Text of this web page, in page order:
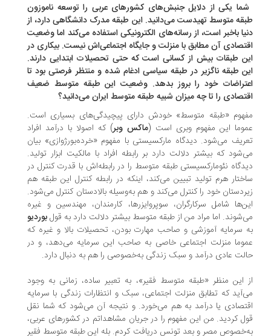
یکی از دلایل جنبش‌های کشورهای عربی را توسعه ناموزون
متوسط تهیدست می‌دانید. این طبقه مدرک دانشگاهی دارد،‌‌ از
باخبر است، از رسانه‌های الکترونیکی استفاده می‌کند اما وضعیت
آن مطابق با منزلت و جایگاه اجتماعی‌اش نیست. بیکاری در
طبقات بیش از کسانی است که حتی تحصیلات ابتدایی دارند.
طبقه ناگزیر در طبقه سیاسی ادغام شده و منتظر فرصتی بود تا
خود را بروز بدهد. وضعیت این طبقه متوسط ضعیف
را تا چه میزان شبیه طبقه متوسط ایران می‌دانید؟
«طبقه متوسط» خودش دارای پیچیدگی‌های بسیاری است.
این مفهوم وبری است ( ماکس وبر) که اصولا با درآمد افراد
می‌شود. دیدگاه مارکسیستی با مفهوم «خرده‌بورژوازی» بیان
که بیشتر دلالت دارد بر رابطه افراد با مالکیت ابزار تولید.
نئومارکسیستی طبقه متوسط را در رابطه‌اش با قدرت کنترل در
هرم تولید تبیین می‌کند، اینکه در رابطه کنترل این طبقه هم
خود را کنترل می‌کند و هم به‌وسیله بالادستان کنترل می‌شود.
شامل سرکارگران، سوپروایزرها، کارمندان، مهندسین و غیره
اما مراد من از طبقه متوسط بیشتر دلالت دارد به قولبوردیو
سرمایه آموزشی و صاحب مهارت بودن، تحصیلات بالا و غیره که
منزلت اجتماعی خاصی به صاحب این سرمایه می‌دهد، و در
عادی درآمد و سبک زندگی به‌خصوصی را هم به دنبال دارد.
این منظر «طبقه متوسط فقیر»، به تعبیر ساده، زمانی به وجود
که تطابق منزلت اجتماعی، سبک و انتظارات زندگی با سرمایه
یا درآمد به هم می‌خورد. و نتیجه آن می‌شود که شما نقل‌
کردید. من این مفهوم را در جریان مشاهداتم در کشورهای عربی،
مصر و بعد تونس دریافت کردم. بله این طبقه متوسط فقیر